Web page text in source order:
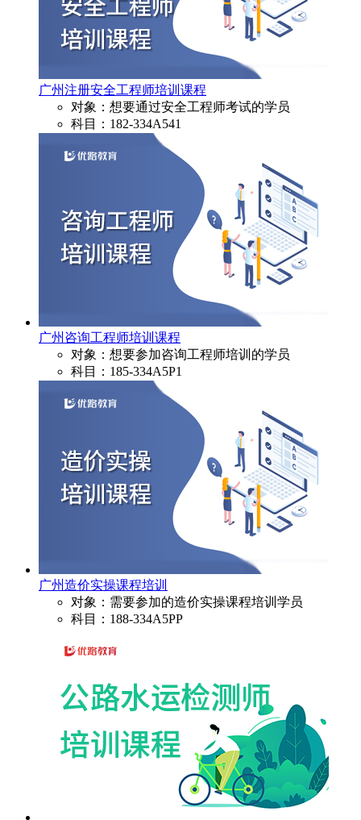
广州注册安全工程师培训课程
对象：想要通过安全工程师考试的学员
科目：182-334A541
广州咨询工程师培训课程
对象：想要参加咨询工程师培训的学员
科目：185-334A5P1
广州造价实操课程培训
对象：需要参加的造价实操课程培训学员
科目：188-334A5PP